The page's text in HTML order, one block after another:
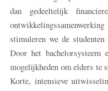
dan gedeeltelijk
stimuleren we de
Door het
mogelijkheden om elders te
Korte, intensieve